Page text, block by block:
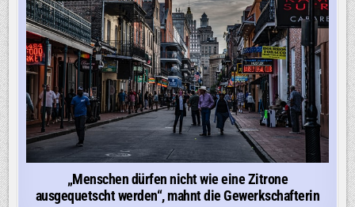
BEWORFEN
„Menschen dürfen nicht wie eine Zitrone
ausgequetscht werden“, mahnt die Gewerkschafterin